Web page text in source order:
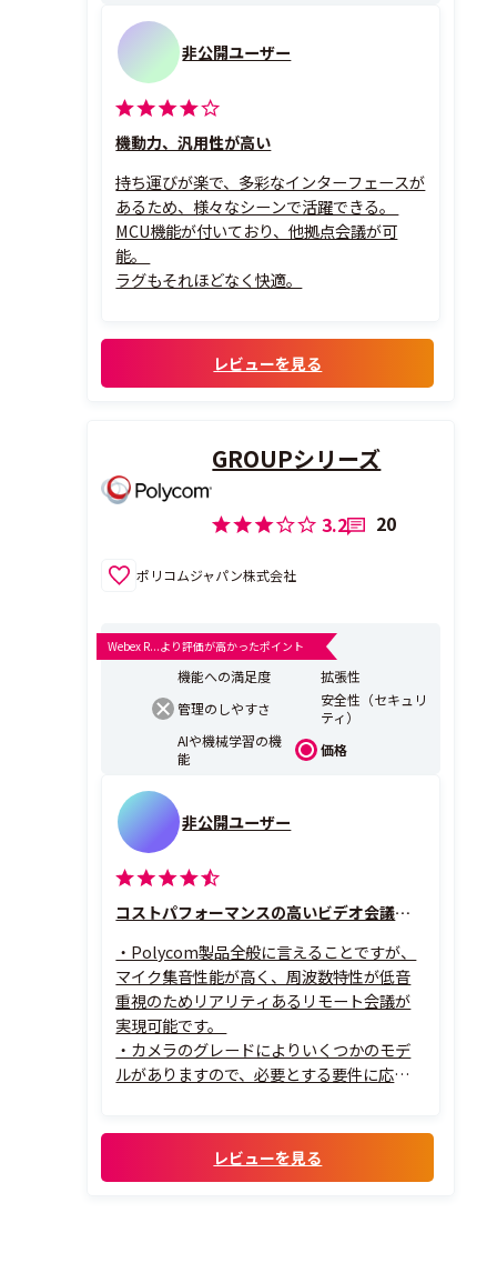
非公開ユーザー
機動力、汎用性が高い
持ち運びが楽で、多彩なインターフェースが
あるため、様々なシーンで活躍できる。
MCU機能が付いており、他拠点会議が可
能。
ラグもそれほどなく快適。
レビューを見る
GROUPシリーズ
3.2 20
ポリコムジャパン株式会社
Webex R...より評価が高かったポイント
機能への満足度
拡張性
管理のしやすさ
安全性（セキュリ
ティ）
AIや機械学習の機
能
価格
非公開ユーザー
コストパフォーマンスの高いビデオ会議装置
・Polycom製品全般に言えることですが、
マイク集音性能が高く、周波数特性が低音
重視のためリアリティあるリモート会議が
実現可能です。
・カメラのグレードによりいくつかのモデ
ルがありますので、必要とする要件に応じた
・カメラがPTZモデル限定ですが、画面の
ズームと首振りを自動的に話者追尾や参加
レビューを見る